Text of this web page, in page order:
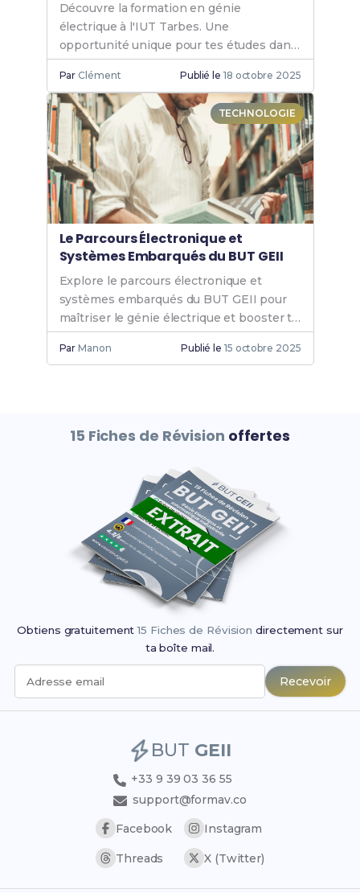
Découvre la formation en génie
électrique à l'IUT Tarbes. Une
opportunité unique pour tes études dans
un cadre dynamique et innovant. Rejoins-
nous et booste ta carrière.
Par Clément Publié le 18 octobre 2025
TECHNOLOGIE
Le Parcours Électronique et
Systèmes Embarqués du BUT GEII
Explore le parcours électronique et
systèmes embarqués du BUT GEII pour
maîtriser le génie électrique et booster ta
carrière dans les technologies avancées.
ParManon Publié le 15 octobre 2025
15 Fiches de Révision offertes
Obtiens gratuitement15 Fiches de Révision directement sur
ta boîte mail.
Adresse email Recevoir
BUT GEII
+33 9 39 03 36 55
support@formav.co
Facebook
Instagram
Threads X (Twitter)